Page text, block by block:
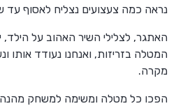
נראה כמה צעצועים נצליח לאסוף עד
האתגר, לצלילי השיר האהוב על
המטלה בזריזות, ואנחנו נעודד אותו
מקרה.
הפכו כל מטלה ומשימה למשחק